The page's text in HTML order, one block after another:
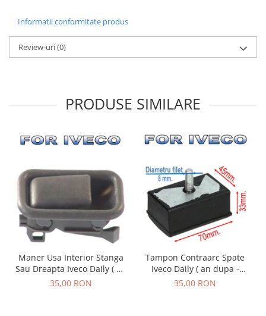
Informatii conformitate produs
Review-uri(0)
PRODUSE SIMILARE
Maner Usa Interior Stanga
Sau Dreapta Iveco Daily ( an
01.1990 - 05.1999 )
35,00 RON
Tampon Contraarc Spate
Iveco Daily ( an dupa -
01.1990 ) M1.1
35,00 RON